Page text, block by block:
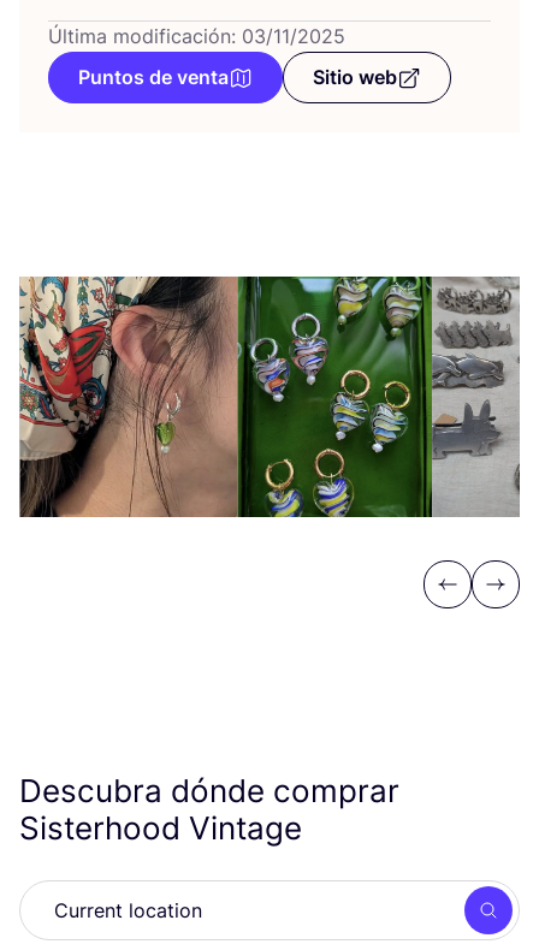
Última modificación: 03/11/2025
Puntos de venta
Sitio web
Previous
Next
Descubra dónde comprar
Sisterhood Vintage